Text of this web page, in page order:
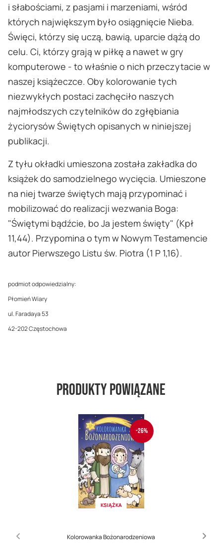
i słabościami, z pasjami i marzeniami, wśród
których największym było osiągnięcie Nieba.
Święci, którzy się uczą, bawią, uparcie dążą do
celu. Ci, którzy grają w piłkę a nawet w gry
komputerowe - to właśnie o nich przeczytacie w
naszej książeczce. Oby kolorowanie tych
niezwykłych postaci zachęciło naszych
najmłodszych czytelników do zgłębiania
życiorysów Świętych opisanych w niniejszej
publikacji.
Z tyłu okładki umieszona została zakładka do
książek do samodzielnego wycięcia. Umieszone
na niej twarze świętych mają przypominać i
mobilizować do realizacji wezwania Boga:
"Świętymi bądźcie, bo Ja jestem święty" (Kpł
11,44). Przypomina o tym w Nowym Testamencie
autor Pierwszego Listu św. Piotra (1 P 1,16).
podmiot odpowiedzialny:
Płomień Wiary
ul. Faradaya 53
42-202 Częstochowa
Produkty powiązane
-26%
KSIĄŻKA
Kolorowanka Bożonarodzeniowa